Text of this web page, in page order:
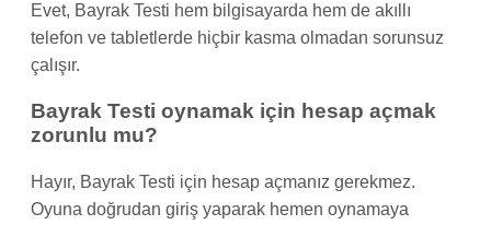
Evet, Bayrak Testi hem bilgisayarda hem de akıllı
telefon ve tabletlerde hiçbir kasma olmadan sorunsuz
çalışır.
Bayrak Testi oynamak için hesap açmak
zorunlu mu?
Hayır, Bayrak Testi için hesap açmanız gerekmez.
Oyuna doğrudan giriş yaparak hemen oynamaya